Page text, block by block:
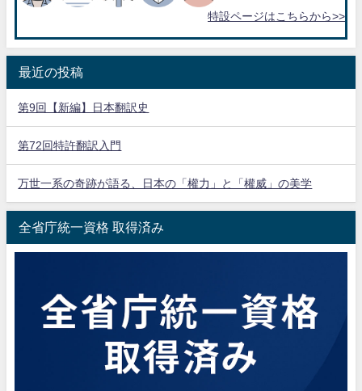
特設ページはこちらから>>
最近の投稿
第9回【新編】日本翻訳史
第72回特許翻訳入門
万世一系の奇跡が語る、日本の「權力」と「權威」の美学
全省庁統一資格 取得済み